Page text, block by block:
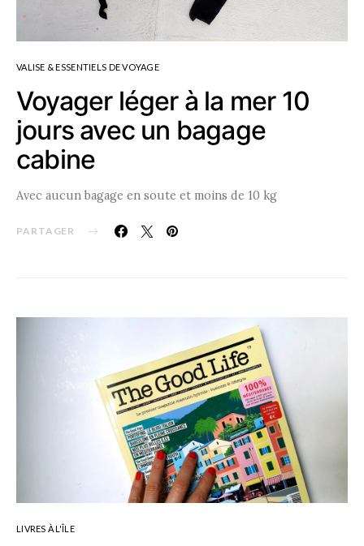
VALISE & ESSENTIELS DE VOYAGE
Voyager léger à la mer 10
jours avec un bagage
cabine
Avec aucun bagage en soute et moins de 10 kg
PARTAGER
LIVRES À L'ÎLE